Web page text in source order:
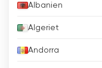
Albanien
Algeriet
Andorra